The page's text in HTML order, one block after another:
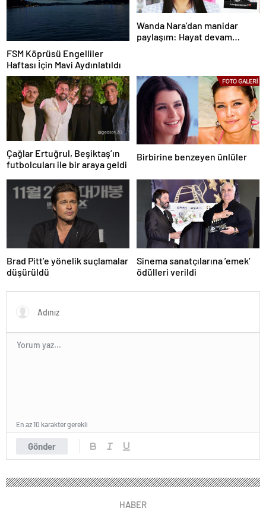
FSM Köprüsü Engelliler
Haftası İçin Mavi Aydınlatıldı
Wanda Nara’dan manidar
paylaşım: Hayat devam
Çağlar Ertuğrul, Beşiktaş’ın
futbolcuları ile bir araya geldi
Birbirine benzeyen ünlüler
Brad Pitt’e yönelik suçlamalar
düşürüldü
Sinema sanatçılarına ’emek’
ödülleri verildi
Gönder
En az 10 karakter gerekli
HABER